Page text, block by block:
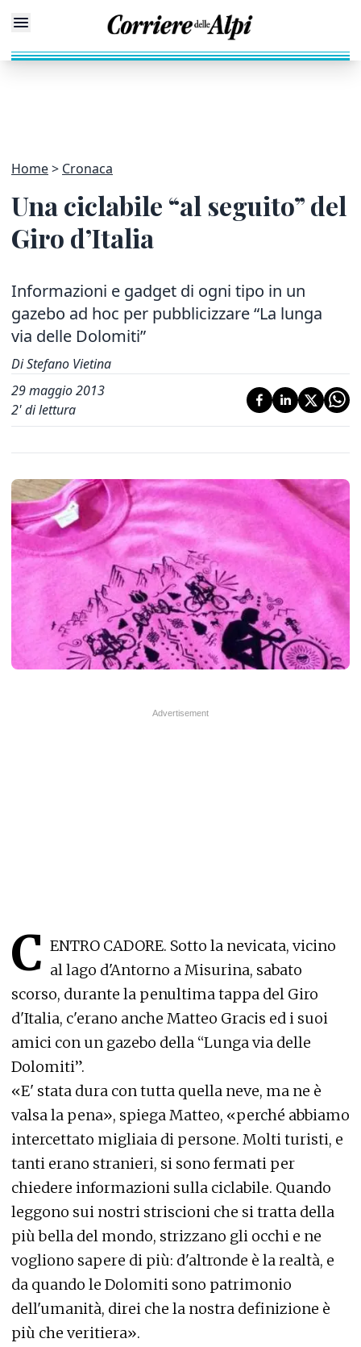
Home Cronaca
Una ciclabile “al seguito” del
Giro d’Italia
Informazioni e gadget di ogni tipo in un
gazebo ad hoc per pubblicizzare “La lunga
via delle Dolomiti”
Di Stefano Vietina
29 maggio 2013
2' di lettura
C ENTRO CADORE. Sotto la nevicata, vicino
al lago d'Antorno a Misurina, sabato
scorso, durante la penultima tappa del Giro
d'Italia, c'erano anche Matteo Gracis ed i suoi
amici con un gazebo della “Lunga via delle
Dolomiti”.
«E' stata dura con tutta quella neve, ma ne è
valsa la pena», spiega Matteo, «perché abbiamo
intercettato migliaia di persone. Molti turisti, e
tanti erano stranieri, si sono fermati per
chiedere informazioni sulla ciclabile. Quando
leggono sui nostri striscioni che si tratta della
più bella del mondo, strizzano gli occhi e ne
vogliono sapere di più: d'altronde è la realtà, e
da quando le Dolomiti sono patrimonio
dell'umanità, direi che la nostra definizione è
più che veritiera».